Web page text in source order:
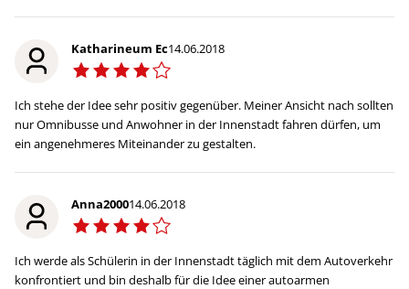
Katharineum Ec14.06.2018
Ich stehe der Idee sehr positiv gegenüber. Meiner Ansicht nach sollten
nur Omnibusse und Anwohner in der Innenstadt fahren dürfen, um
ein angenehmeres Miteinander zu gestalten.
Anna200014.06.2018
Ich werde als Schülerin in der Innenstadt täglich mit dem Autoverkehr
konfrontiert und bin deshalb für die Idee einer autoarmen